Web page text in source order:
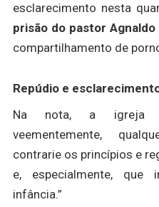
esclarecimento nesta
prisão do pastor
compartilhamento de
Repúdio e
Na nota, a igreja
veementemente,
contrarie os princípios e
e, especialmente, que
infância.”